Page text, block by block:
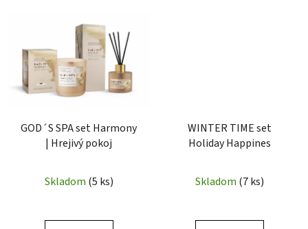
GOD´S SPA set Harmony
| Hrejivý pokoj
Skladom (5 ks)
WINTER TIME set
Holiday Happines
Skladom (7 ks)